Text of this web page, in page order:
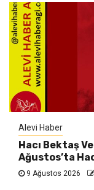
Alevi Haber
Hacı Bektaş
Ağustos’ta
9 Ağustos 2026